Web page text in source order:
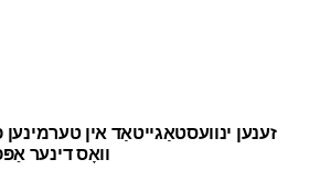
זענען ינוועסטאַגייטאַד אין טערמינען
וואָס דינער